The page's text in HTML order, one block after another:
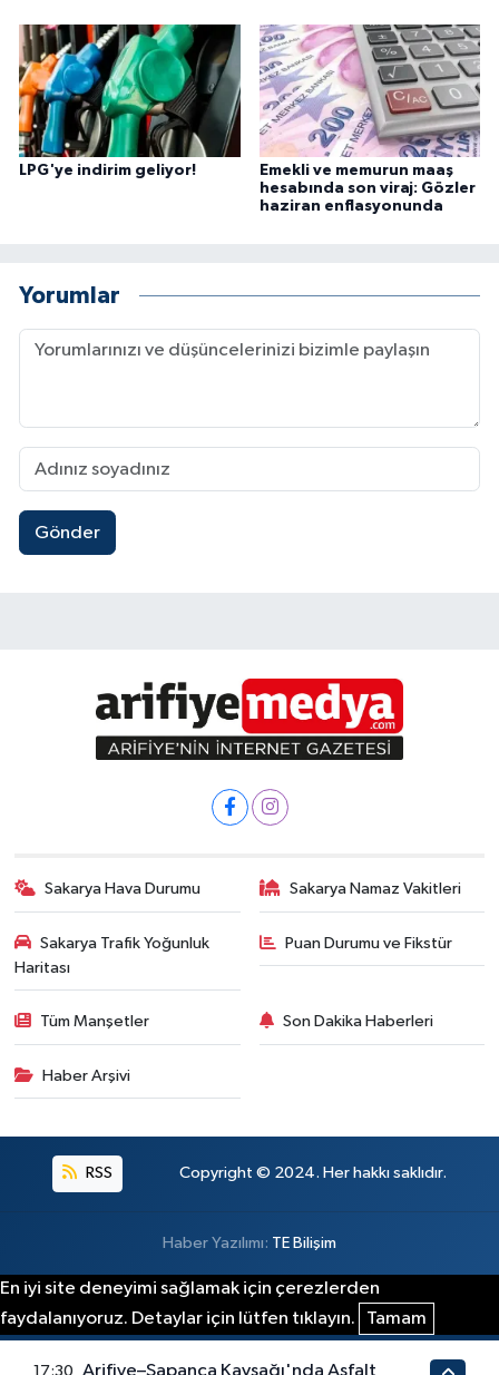
LPG'ye indirim geliyor!
Emekli ve memurun maaş
hesabında son viraj: Gözler
haziran enflasyonunda
Yorumlar
Gönder
Sakarya Hava Durumu Sakarya Namaz Vakitleri
Sakarya Trafik Yoğunluk
Haritası
Puan Durumu ve Fikstür
Tüm Manşetler Son Dakika Haberleri
Haber Arşivi
RSS Copyright © 2024. Her hakkı saklıdır.
Haber Yazılımı: TE Bilişim
En iyi site deneyimi sağlamak için çerezlerden
faydalanıyoruz. Detaylar için lütfen tıklayın.
Tamam
17:30 Arifiye–Sapanca Kavşağı'nda Asfalt